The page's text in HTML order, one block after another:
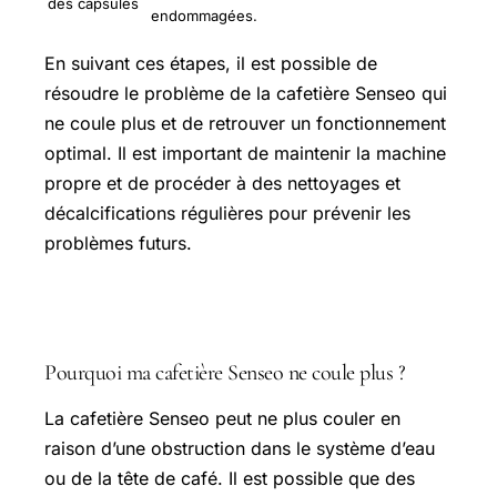
endommagées.
En suivant ces étapes, il est possible de
résoudre le problème de la cafetière Senseo qui
ne coule plus et de retrouver un fonctionnement
optimal. Il est important de maintenir la machine
propre et de procéder à des nettoyages et
décalcifications régulières pour prévenir les
problèmes futurs.
Pourquoi ma cafetière Senseo ne coule plus ?
La cafetière Senseo peut ne plus couler en
raison d’une obstruction dans le système d’eau
ou de la tête de café. Il est possible que des